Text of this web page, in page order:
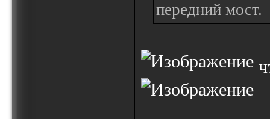
передний мост.